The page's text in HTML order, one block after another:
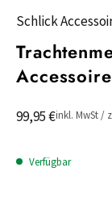
Schlick
99,95 €inkl. MwSt /
Verfügbar